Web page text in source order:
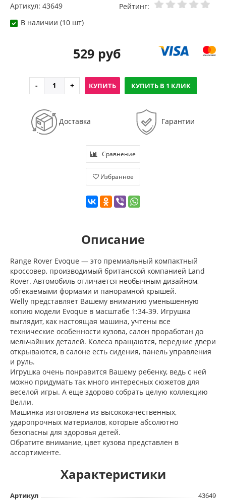
Артикул: 43649
Рейтинг:
В наличии (10 шт)
529 руб
КУПИТЬ КУПИТЬ В 1 КЛИК
Доставка Гарантии
Сравнение
Избранное
Описание
Range Rover Evoque — это премиальный компактный
кроссовер, производимый британской компанией Land
Rover. Автомобиль отличается необычным дизайном,
обтекаемыми формами и панорамной крышей.
Welly представляет Вашему вниманию уменьшенную
копию модели Evoque в масштабе 1:34-39. Игрушка
выглядит, как настоящая машина, учтены все
технические особенности кузова, салон проработан до
мельчайших деталей. Колеса вращаются, передние двери
открываются, в салоне есть сидения, панель управления
и руль.
Игрушка очень понравится Вашему ребенку, ведь с ней
можно придумать так много интересных сюжетов для
веселой игры. А еще здорово собрать целую коллекцию
Велли.
Машинка изготовлена из высококачественных,
ударопрочных материалов, которые абсолютно
безопасны для здоровья детей.
Обратите внимание, цвет кузова представлен в
ассортименте.
Характеристики
Артикул 43649